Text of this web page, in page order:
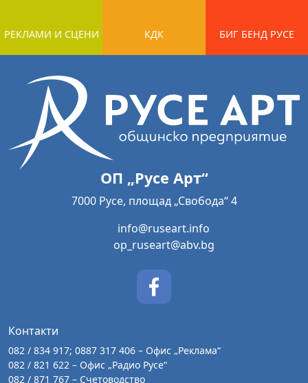
РЕКЛАМИ И СЦЕНИ КДК БИГ БЕНД РУСЕ
ОП „Русе Арт“
7000 Русе, площад „Свобода“ 4
info@ruseart.info
op_ruseart@abv.bg
Контакти
082 / 834 917; 0887 317 406 – Офис „Реклама“
082 / 821 622 – Офис „Радио Русе“
082 / 871 767 – Счетоводство